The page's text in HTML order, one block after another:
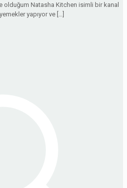
Natasha Kitchen isimli bir kanal
yapıyor ve […]